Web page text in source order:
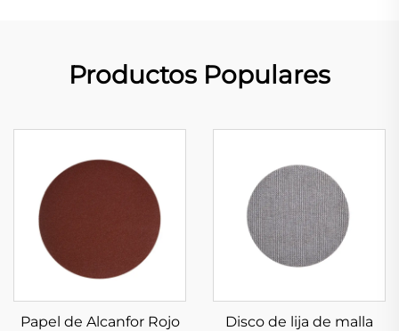
Productos Populares
Papel de Alcanfor Rojo Disco de lija de malla